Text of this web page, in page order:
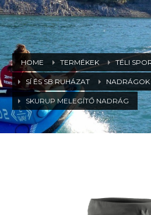
HOME TERMÉKEK TÉLI
SÍ ÉS SB RUHÁZAT NADRÁGOK
SKURUP MELEGÍTŐ NADRÁG